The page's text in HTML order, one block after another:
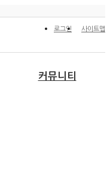
로그인 사이트맵
커뮤니티